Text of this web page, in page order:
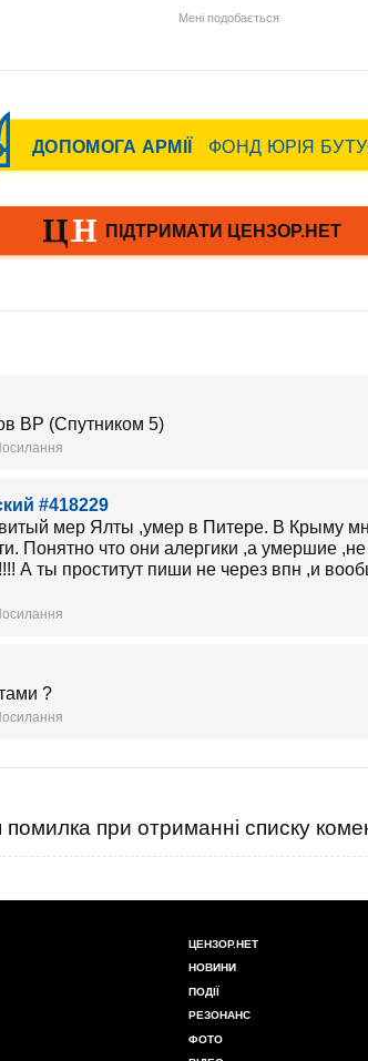
Мені подобається
ВР (Спутником 5)
#418229
мер Ялты ,умер в Питере. В Крыму
Понятно что они алергики ,а умершие
А ты проститут пиши не через впн ,и
?
при отриманні списку
ЦЕНЗОР.НЕТ
НОВИНИ
ПОДІЇ
РЕЗОНАНС
ФОТО